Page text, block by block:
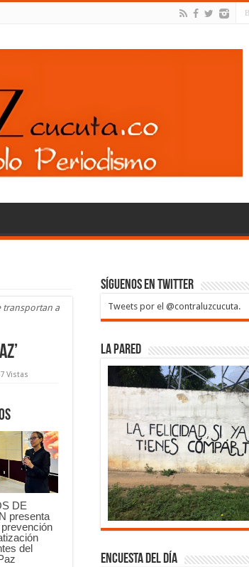
transportan a
Vistas
DE
presenta
del
Síguenos en Twitter
Tweets por el @contraluzcucuta.
La Pared
Encuesta del día